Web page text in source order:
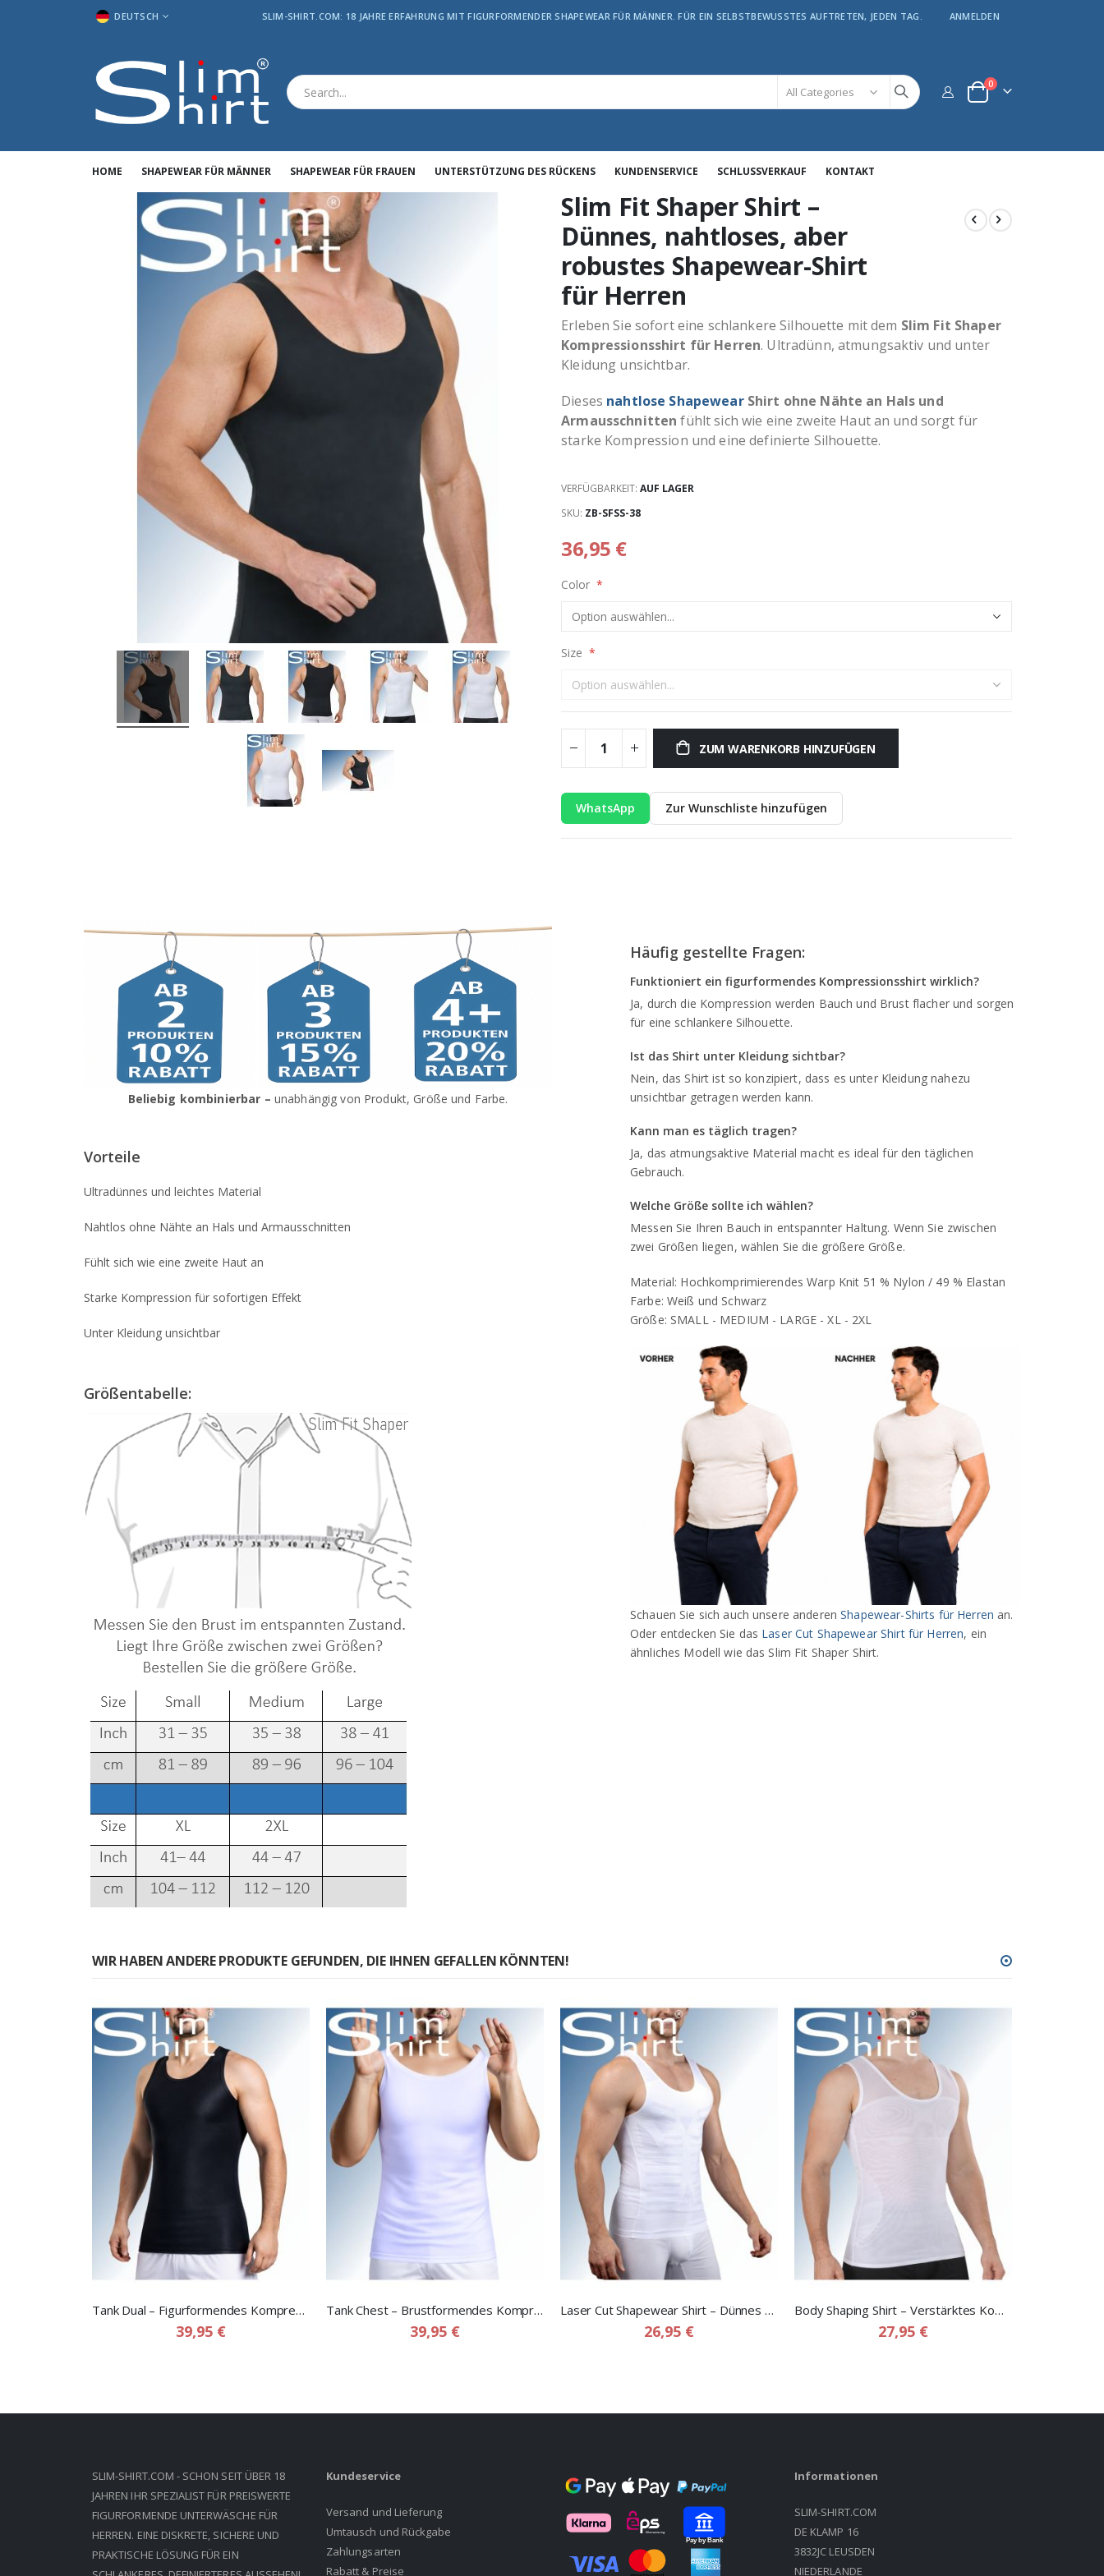
SPRACHEDEUTSCH SLIM-SHIRT.COM: 18 JAHRE ERFAHRUNG MIT FIGURFORMENDER SHAPEWEAR FÜR MÄNNER. FÜR EIN SELBSTBEWUSSTES AUFTRETEN, JEDEN TAG. ANMELDEN
Warenkorb
0Artikel
HOME SHAPEWEAR FÜR MÄNNER SHAPEWEAR FÜR FRAUEN UNTERSTÜTZUNG DES RÜCKENS KUNDENSERVICE SCHLUSSVERKAUF KONTAKT
Bildergalerie
Bildergalerie
Slim Fit Shaper Shirt –
Dünnes, nahtloses, aber
robustes Shapewear-Shirt
für Herren
36,95 €
Erleben Sie sofort eine schlankere Silhouette mit dem Slim Fit Shaper
Kompressionsshirt für Herren. Ultradünn, atmungsaktiv und unter
Kleidung unsichtbar.
Dieses nahtlose ShapewearShirt ohne Nähte an Hals und
Armausschnitten fühlt sich wie eine zweite Haut an und sorgt für
starke Kompression und eine definierte Silhouette.
VERFÜGBARKEIT: AUF LAGER
SKU ZB-SFSS-38
Color
Size
ZUM WARENKORB HINZUFÜGEN
WhatsApp Zur Wunschliste hinzufügen
Beliebig kombinierbar – unabhängig von Produkt, Größe und Farbe.
Vorteile
Ultradünnes und leichtes Material
Nahtlos ohne Nähte an Hals und Armausschnitten
Fühlt sich wie eine zweite Haut an
Starke Kompression für sofortigen Effekt
Unter Kleidung unsichtbar
Größentabelle:
Häufig gestellte Fragen:
Funktioniert ein figurformendes Kompressionsshirt wirklich?
Ja, durch die Kompression werden Bauch und Brust flacher und sorgen
für eine schlankere Silhouette.
Ist das Shirt unter Kleidung sichtbar?
Nein, das Shirt ist so konzipiert, dass es unter Kleidung nahezu
unsichtbar getragen werden kann.
Kann man es täglich tragen?
Ja, das atmungsaktive Material macht es ideal für den täglichen
Gebrauch.
Welche Größe sollte ich wählen?
Messen Sie Ihren Bauch in entspannter Haltung. Wenn Sie zwischen
zwei Größen liegen, wählen Sie die größere Größe.
Material: Hochkomprimierendes Warp Knit 51 % Nylon / 49 % Elastan
Farbe: Weiß und Schwarz
Größe: SMALL - MEDIUM - LARGE - XL - 2XL
Schauen Sie sich auch unsere anderenShapewear-Shirts für Herren an.
Oder entdecken Sie das Laser Cut Shapewear Shirt für Herren, ein
ähnliches Modell wie das Slim Fit Shaper Shirt.
WIR HABEN ANDERE PRODUKTE GEFUNDEN, DIE IHNEN GEFALLEN KÖNNTEN!
Tank Dual – Figurformendes Kompressionsshirt für Herren
39,95 €
Tank Chest – Brustformendes Kompressions hemd für Herren
39,95 €
Laser Cut Shapewear Shirt – Dünnes Kompressionsshirt mit Flachen Nähten für Herren
26,95 €
Body Shaping Shirt – Verstärktes Kompressions shapewear shirt für Herren
27,95 €
SLIM-SHIRT.COM - SCHON SEIT ÜBER 18
JAHREN IHR SPEZIALIST FÜR PREISWERTE
FIGURFORMENDE UNTERWÄSCHE FÜR
HERREN. EINE DISKRETE, SICHERE UND
PRAKTISCHE LÖSUNG FÜR EIN
Kundeservice
Versand und Lieferung
Umtausch und Rückgabe
Zahlungsarten
Rabatt & Preise
Informationen
SLIM-SHIRT.COM
DE KLAMP 16
3832JC LEUSDEN
NIEDERLANDE